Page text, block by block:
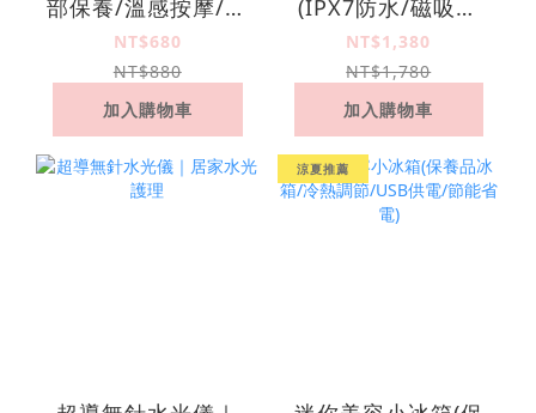
部保養/溫感按摩/眼
周導入儀)
NT$680
NT$880
加入購物車
(IPX7防水/磁吸充
電/矽膠刷毛)
NT$1,380
NT$1,780
加入購物車
涼夏推薦